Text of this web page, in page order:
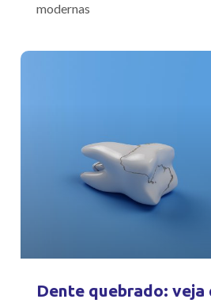
modernas
Dente quebrado: veja